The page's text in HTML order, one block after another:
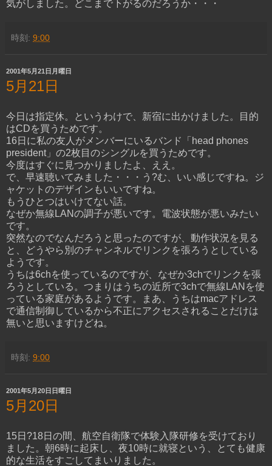
気がしました。どこまで下がるのだろうか・・・
時刻: 9:00
2001年5月21日月曜日
5月21日
今日は指定休。というわけで、新宿に出かけました。目的
はCDを買うためです。
16日に私の友人がメンバーにいるバンド「head phones
president」の2枚目のシングルを買うためです。
今度はすぐに見つかりましたよ、ええ。
で、早速聴いてみました・・・う?む、いい感じですね。ジ
ャケットのデザインもいいですね。
もうひとつはいけてない話。
なぜか無線LANの調子が悪いです。電波状態が悪いみたい
です。
突然なのでなんだろうと思ったのですが、動作状況を見る
と、どうやら別のチャンネルでリンクを張ろうとしている
ようです。
うちは6chを使っているのですが、なぜか3chでリンクを張
ろうとしている。つまりはうちの近所で3chで無線LANを使
っている家庭があるようです。まあ、うちはmacアドレス
で通信制御しているから不正にアクセスされることだけは
無いと思いますけどね。
時刻: 9:00
2001年5月20日日曜日
5月20日
15日?18日の間、航空自衛隊で体験入隊研修を受けており
ました。朝6時に起床し、夜10時に就寝という、とても健康
的な生活をすごしてまいりました。